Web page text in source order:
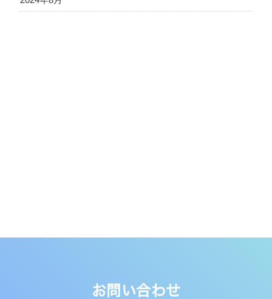
お問い合わせ